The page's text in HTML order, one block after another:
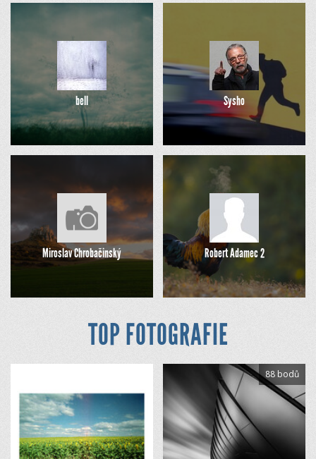
bell Sysho
Miroslav Chrobačinský Robert Adamec 2
TOP FOTOGRAFIE
88 bodů